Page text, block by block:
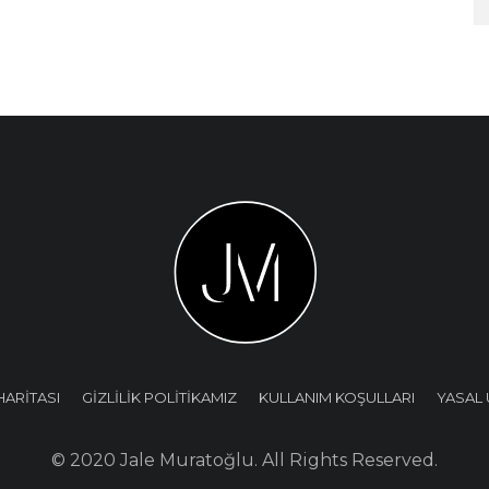
GİZLİLİK POLİTİKAMIZ KULLANIM KOŞULLARI YASAL
© 2020 Jale Muratoğlu. All Rights Reserved.